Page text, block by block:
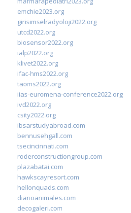
emchie2023.org
girisimselradyoloji2022.org
utcd2022.org
biosensor2022.org
ialp2022.org
klivet2022.org
ifac-hms2022.org
taoms2022.org
iias-euromena-conference2022.org
ivd2022.org
csity2022.org
ibsarstudyabroad.com
bennusehgall.com
tsecincinnati.com
roderconstructiongroup.com
plazabatai.com
hawkscayresort.com
hellonquads.com
diarioanimales.com
decogaleri.com